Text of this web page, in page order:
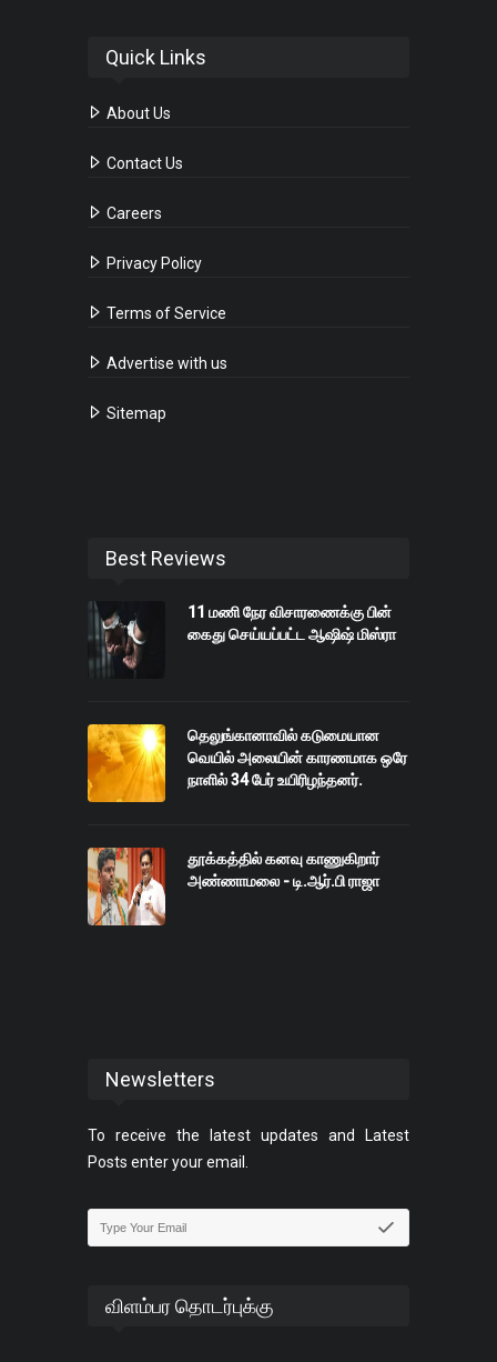
Quick Links
About Us
Contact Us
Careers
Privacy Policy
Terms of Service
Advertise with us
Sitemap
Best Reviews
11 மணி நேர விசாரணைக்கு பின்
கைது செய்யப்பட்ட ஆஷிஷ் மிஸ்ரா
தெலுங்கானாவில் கடுமையான
வெயில் அலையின் காரணமாக ஒரே
நாளில் 34 பேர் உயிரிழந்தனர்.
தூக்கத்தில் கனவு காணுகிறார்
அண்ணாமலை - டி.ஆர்.பி ராஜா
Newsletters
To receive the latest updates and Latest
Posts enter your email.
விளம்பர தொடர்புக்கு